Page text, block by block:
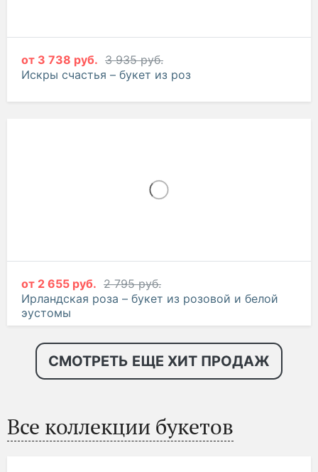
от 3 738 руб. 3 935 руб.
Искры счастья – букет из роз
от 2 655 руб. 2 795 руб.
Ирландская роза – букет из розовой и белой
эустомы
СМОТРЕТЬ ЕЩЕ ХИТ ПРОДАЖ
Все коллекции букетов